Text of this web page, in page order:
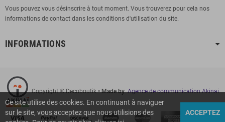
Vous pouvez vous désinscrire à tout moment. Vous trouverez pour cela nos
informations de contact dans les conditions d'utilisation du site.
INFORMATIONS
Copyright © Decoboutik• Made by Agence de communication Akinai
Ce site utilise des cookies. En continuant à naviguer
sur le site, vous acceptez que nous utilisions des
ACCEPTEZ